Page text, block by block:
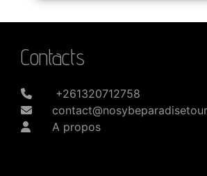
Contacts
+261320712758
A propos